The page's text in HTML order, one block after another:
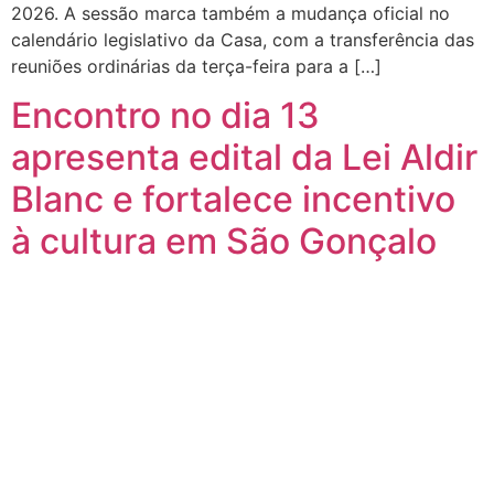
2026. A sessão marca também a mudança oficial no
calendário legislativo da Casa, com a transferência das
reuniões ordinárias da terça-feira para a […]
Encontro no dia 13
apresenta edital da Lei Aldir
Blanc e fortalece incentivo
à cultura em São Gonçalo